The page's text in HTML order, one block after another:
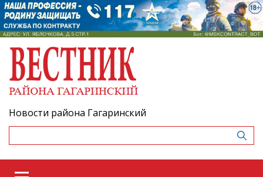
Новости района Гагаринский